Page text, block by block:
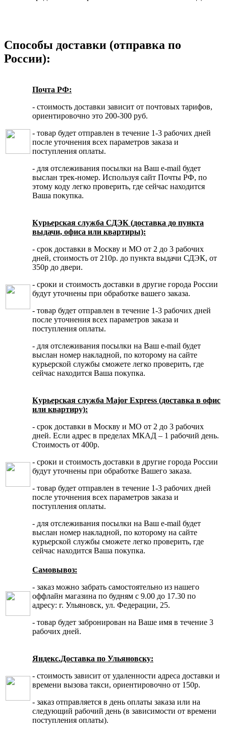
Способы доставки (отправка по
России):
Почта РФ:
- стоимость доставки зависит от почтовых тарифов,
ориентировочно это 200-300 руб.
- товар будет отправлен в течение 1-3 рабочих дней
после уточнения всех параметров заказа и
поступления оплаты.
- для отслеживания посылки на Ваш e-mail будет
выслан трек-номер. Используя сайт Почты РФ, по
этому коду легко проверить, где сейчас находится
Ваша покупка.
Курьерская служба СДЭК (доставка до пункта
выдачи, офиса или квартиры):
- срок доставки в Москву и МО от 2 до 3 рабочих
дней, стоимость от 210р. до пункта выдачи СДЭК, от
350р до двери.
- сроки и стоимость доставки в другие города России
будут уточнены при обработке вашего заказа.
- товар будет отправлен в течение 1-3 рабочих дней
после уточнения всех параметров заказа и
поступления оплаты.
- для отслеживания посылки на Ваш e-mail будет
выслан номер накладной, по которому на сайте
курьерской службы сможете легко проверить, где
сейчас находится Ваша покупка.
Курьерская служба Major Express (доставка в офис
или квартиру):
- срок доставки в Москву и МО от 2 до 3 рабочих
дней. Если адрес в пределах МКАД – 1 рабочий день.
Стоимость от 400р.
- сроки и стоимость доставки в другие города России
будут уточнены при обработке Вашего заказа.
- товар будет отправлен в течение 1-3 рабочих дней
после уточнения всех параметров заказа и
поступления оплаты.
- для отслеживания посылки на Ваш e-mail будет
выслан номер накладной, по которому на сайте
курьерской службы сможете легко проверить, где
сейчас находится Ваша покупка.
Самовывоз:
- заказ можно забрать самостоятельно из нашего
оффлайн магазина по будням с 9.00 до 17.30 по
адресу: г. Ульяновск, ул. Федерации, 25.
- товар будет забронирован на Ваше имя в течение 3
рабочих дней.
Яндекс.Доставка по Ульяновску:
- стоимость зависит от удаленности адреса доставки и
времени вызова такси, ориентировочно от 150р.
- заказ отправляется в день оплаты заказа или на
следующий рабочий день (в зависимости от времени
поступления оплаты).